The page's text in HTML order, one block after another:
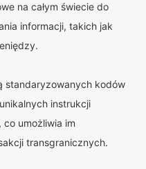
na całym świecie do
informacji, takich jak
standaryzowanych kodów
instrukcji
umożliwia im
transgranicznych.